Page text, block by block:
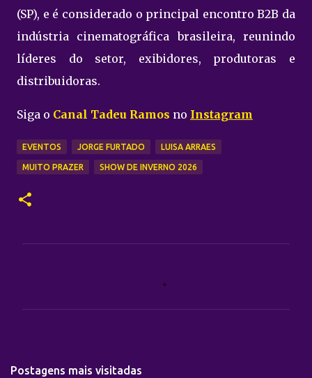
(SP), e é considerado o principal encontro B2B da
indústria cinematográfica brasileira, reunindo
líderes do setor, exibidores, produtoras e
distribuidoras.
Siga o Canal Tadeu Ramos no Instagram
EVENTOS JORGE FURTADO LUISA ARRAES
MUITO PRAZER SHOW DE INVERNO 2026
Postagens mais visitadas